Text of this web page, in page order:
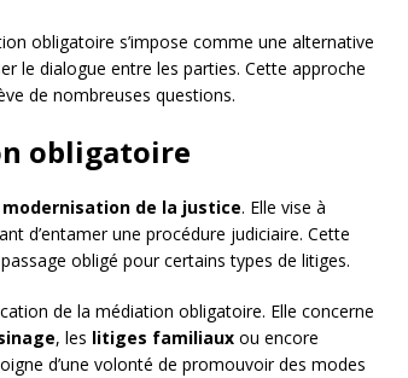
obligatoire s’impose comme une alternative
le dialogue entre les parties. Cette approche
de nombreuses questions.
obligatoire
modernisation de la justice. Elle vise à
d’entamer une procédure judiciaire. Cette
obligé pour certains types de litiges.
de la médiation obligatoire. Elle concerne
, les litiges familiaux ou encore
d’une volonté de promouvoir des modes